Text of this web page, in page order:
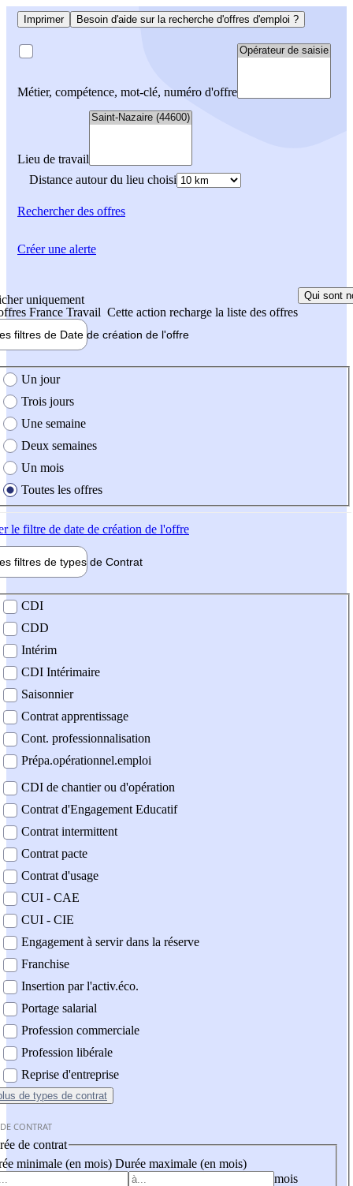
Imprimer Besoin d'aide sur la recherche d'offres d'emploi ?
Métier, compétence, mot-clé, numéro d'offre
Lieu de travail
Distance autour du lieu choisi
Rechercherdes offres
uniquement
France Travail Cette action recharge la liste des offres
Qui sont
filtres de Date de création de l'offre
création de l'offre
Un jour
Trois jours
Une semaine
Deux semaines
Un mois
Toutes les offres
le filtre de date de création de l'offre
filtres de types de Contrat
contrat
CDI
CDD
Intérim
CDI Intérimaire
Saisonnier
Contrat apprentissage
Cont. professionnalisation
Prépa.opérationnel.emploi
CDI de chantier ou d'opération
Contrat d'Engagement Educatif
Contrat intermittent
Contrat pacte
Contrat d'usage
CUI - CAE
CUI - CIE
Engagement à servir dans la réserve
Franchise
Insertion par l'activ.éco.
Portage salarial
Profession commerciale
Profession libérale
Reprise d'entreprise
de types de contrat
CONTRAT
de contrat
minimale (en mois) Durée maximale (en mois)
mois
Créer une alerte